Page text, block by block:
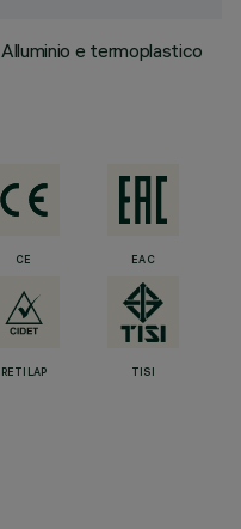
Alluminio e termoplastico
CE EAC
RETILAP TISI